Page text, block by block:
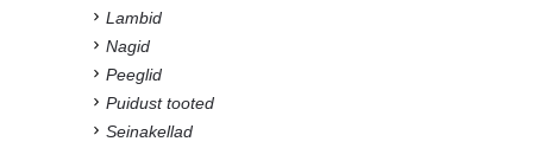
Lambid
Nagid
Peeglid
Puidust tooted
Seinakellad